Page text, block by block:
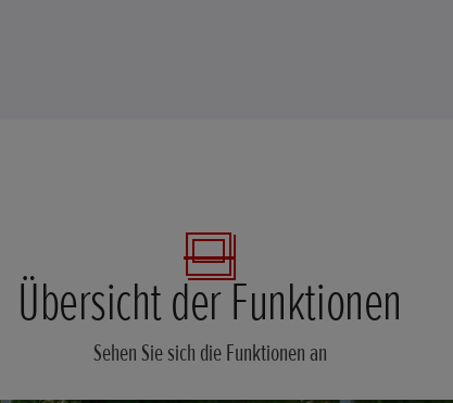
Übersicht der Funktionen
Sehen Sie sich die Funktionen an